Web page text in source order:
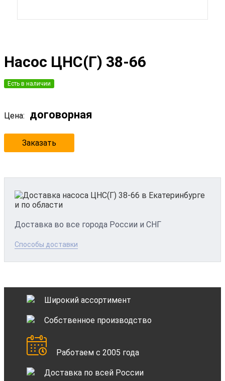
Насос ЦНС(Г) 38-66
Есть в наличии
Цена: договорная
Заказать
Доставка во все города России и СНГ
Способы доставки
Широкий ассортимент
Собственное производство
Работаем с 2005 года
Доставка по всей России